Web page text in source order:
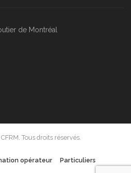
de Montréal
Tous droits réservés.
opérateur Particuliers